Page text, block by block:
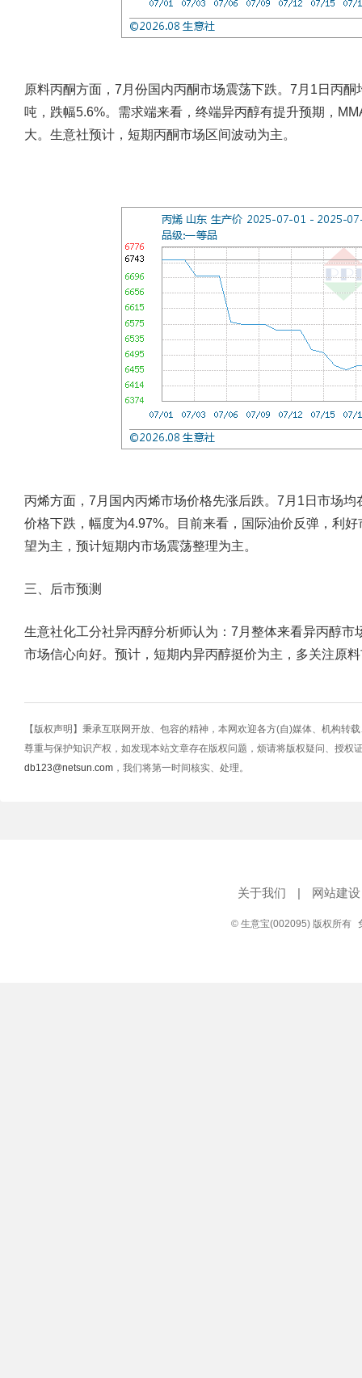
原料丙酮方面，7月份国内丙酮市场震荡下跌。7月1日丙
吨，跌幅5.6%。需求端来看，终端异丙醇有提升预期，
大。生意社预计，短期丙酮市场区间波动为主。
丙烯方面，7月国内丙烯市场价格先涨后跌。7月1日市场
价格下跌，幅度为4.97%。目前来看，国际油价反弹，利
望为主，预计短期内市场震荡整理为主。
三、后市预测
生意社化工分社异丙醇分析师认为：7月整体来看异丙醇
市场信心向好。预计，短期内异丙醇挺价为主，多关注原
【版权声明】秉承互联网开放、包容的精神，本网欢迎各方(自)媒体、机构转
尊重与保护知识产权，如发现本站文章存在版权问题，烦请将版权疑问、授权
db123@netsun.com ，我们将第一时间核实、处理。
关于我们 | 网站建设
© 生意宝(002095) 版权所有